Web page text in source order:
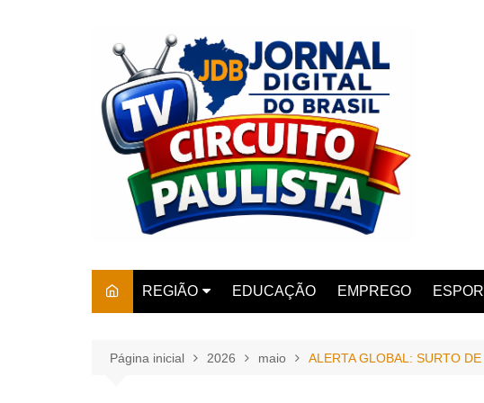
REGIÃO
AMPARO
EDUCAÇÃO EMPREGO
Página inicial 2026 maio ALERTA GLOBAL: SURTO